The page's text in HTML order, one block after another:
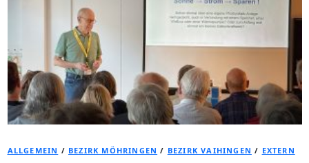
ALLGEMEIN / BEZIRK MÖHRINGEN / BEZIRK VAIHINGEN / EXTERN